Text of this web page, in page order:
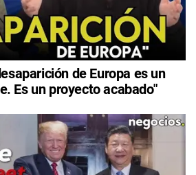
de Europa es un
Es un proyecto acabado"